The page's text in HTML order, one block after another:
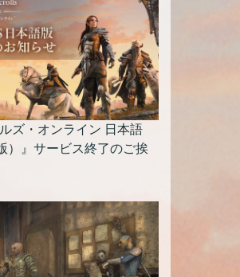
ズ・オンライン 日本語
）』サービス終了のご挨